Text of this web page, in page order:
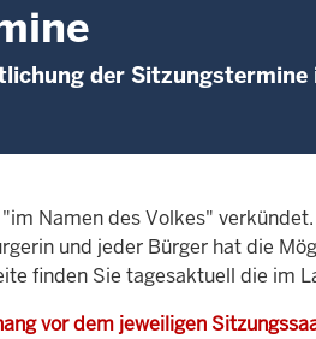
der
Namen des Volkes"
und jeder Bürger hat die
finden Sie tagesaktuell die im
vor dem jeweiligen